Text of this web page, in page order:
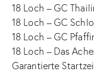
18 Loch – GC
18 Loch – GC
18 Loch – GC
18 Loch – Das
Garantierte